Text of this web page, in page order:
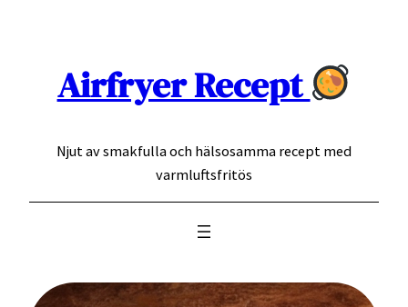
Airfryer Recept
Njut av smakfulla och hälsosamma recept med
varmluftsfritös